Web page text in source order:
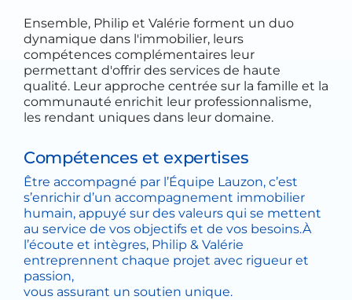
Ensemble, Philip et Valérie forment un duo
dynamique dans l'immobilier, leurs
compétences complémentaires leur
permettant d'offrir des services de haute
qualité. Leur approche centrée sur la famille et la
communauté enrichit leur professionnalisme,
les rendant uniques dans leur domaine.
Compétences et expertises
Être accompagné par l’Équipe Lauzon, c’est
s’enrichir d’un accompagnement immobilier
humain, appuyé sur des valeurs qui se mettent
au service de vos objectifs et de vos besoins.À
l’écoute et intègres, Philip & Valérie
entreprennent chaque projet avec rigueur et
passion,
vous assurant un soutien unique.